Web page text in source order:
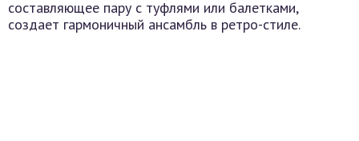
составляющее пару с туфлями или балетками,
создает гармоничный ансамбль в ретро-стиле.